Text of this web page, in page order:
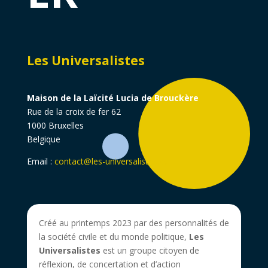
Les Universalistes
Maison de la Laïcité Lucia de Brouckère
Rue de la croix de fer 62
1000 Bruxelles
Belgique
Email : contact@les-universalistes.be
Créé au printemps 2023 par des personnalités de
la société civile et du monde politique, Les
Universalistes est un groupe citoyen de
réflexion, de concertation et d’action